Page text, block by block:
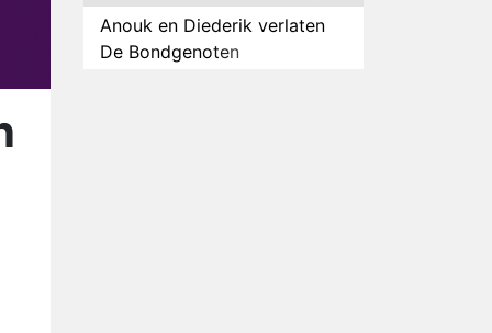
Anouk en Diederik verlaten
De Bondgenoten